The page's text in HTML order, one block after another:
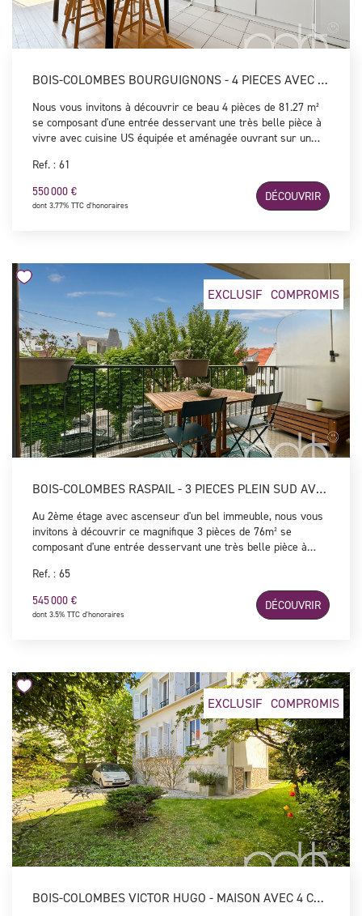
BOIS-COLOMBES BOURGUIGNONS - 4 PIECES AVEC BALCON ET PARKING
Nous vous invitons à découvrir ce beau 4 pièces de 81.27 m²
se composant d'une entrée desservant une très belle pièce à
vivre avec cuisine US équipée et aménagée ouvrant sur un
WC. Une place de parking double vient compléter ce bien
lumineux, idéalement situé à toute proximité des transports et
des commerces. A visiter sans tarder !
Ref. : 61
550 000 €
dont 3.77% TTC d'honoraires
DÉCOUVRIR
EXCLUSIF COMPROMIS
BOIS-COLOMBES RASPAIL - 3 PIECES PLEIN SUD AVEC BALCON
Au 2ème étage avec ascenseur d'un bel immeuble, nous vous
invitons à découvrir ce magnifique 3 pièces de 76m² se
composant d'une entrée desservant une très belle pièce à
indépendante équipée et aménagée, deux chambres avec
dressing, une salle d'eau et un WC indépendant. Une cave
vient compléter ce bien traversant et baigné de lumière
bénéficiant d'un emplacement privilégié au coeur d'un
de coeur assuré !
Ref. : 65
545 000 €
dont 3.5% TTC d'honoraires
DÉCOUVRIR
EXCLUSIF COMPROMIS
BOIS-COLOMBES VICTOR HUGO - MAISON AVEC 4 CHAMBRES